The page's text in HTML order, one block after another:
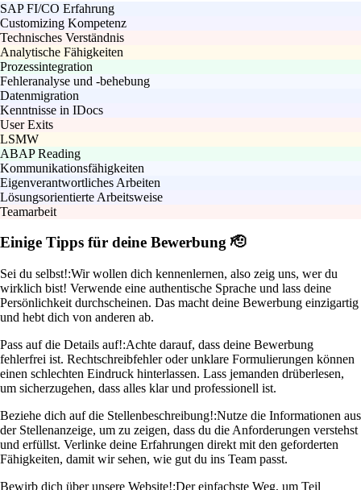
SAP FI/CO Erfahrung
Customizing Kompetenz
Technisches Verständnis
Analytische Fähigkeiten
Prozessintegration
Fehleranalyse und -behebung
Datenmigration
Kenntnisse in IDocs
User Exits
LSMW
ABAP Reading
Kommunikationsfähigkeiten
Eigenverantwortliches Arbeiten
Lösungsorientierte Arbeitsweise
Teamarbeit
Einige Tipps für deine Bewerbung 🫡
Sei du selbst!:Wir wollen dich kennenlernen, also zeig uns, wer du
wirklich bist! Verwende eine authentische Sprache und lass deine
Persönlichkeit durchscheinen. Das macht deine Bewerbung einzigartig
und hebt dich von anderen ab.
Pass auf die Details auf!:Achte darauf, dass deine Bewerbung
fehlerfrei ist. Rechtschreibfehler oder unklare Formulierungen können
einen schlechten Eindruck hinterlassen. Lass jemanden drüberlesen,
um sicherzugehen, dass alles klar und professionell ist.
Beziehe dich auf die Stellenbeschreibung!:Nutze die Informationen aus
der Stellenanzeige, um zu zeigen, dass du die Anforderungen verstehst
und erfüllst. Verlinke deine Erfahrungen direkt mit den geforderten
Fähigkeiten, damit wir sehen, wie gut du ins Team passt.
Bewirb dich über unsere Website!:Der einfachste Weg, um Teil